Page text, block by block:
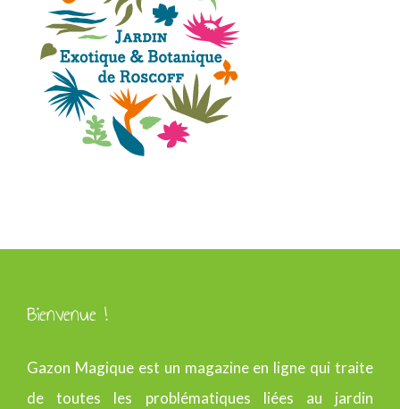
Bienvenue !
Gazon Magique est un magazine en ligne qui traite
de toutes les problématiques liées au jardin